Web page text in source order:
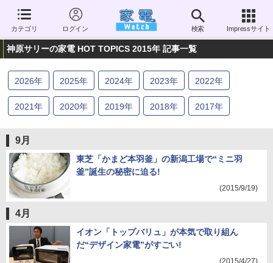
カテゴリ ログイン 検索 Impressサイト
神原サリーの家電 HOT TOPICS 2015年 記事一覧
2026年 2025年 2024年 2023年 2022年
2021年 2020年 2019年 2018年 2017年
2011年
9月
東芝「かまど本羽釜」の新潟工場で“ミニ羽
釜”誕生の秘密に迫る!
(2015/9/19)
4月
イオン「トップバリュ」が本気で取り組ん
だ“デザイン家電”がすごい!
(2015/4/27)